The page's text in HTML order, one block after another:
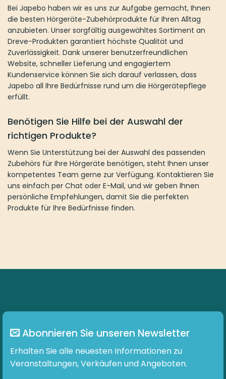
Bei Japebo haben wir es uns zur Aufgabe gemacht, Ihnen
die besten Hörgeräte-Zubehörprodukte für Ihren Alltag
anzubieten. Unser sorgfältig ausgewähltes Sortiment an
Dreve-Produkten garantiert höchste Qualität und
Zuverlässigkeit. Dank unserer benutzerfreundlichen
Website, schneller Lieferung und engagiertem
Kundenservice können Sie sich darauf verlassen, dass
Japebo all Ihre Bedürfnisse rund um die Hörgerätepflege
erfüllt.
Benötigen Sie Hilfe bei der Auswahl der
richtigen Produkte?
Wenn Sie Unterstützung bei der Auswahl des passenden
Zubehörs für Ihre Hörgeräte benötigen, steht Ihnen unser
kompetentes Team gerne zur Verfügung. Kontaktieren Sie
uns einfach per Chat oder E-Mail, und wir geben Ihnen
persönliche Empfehlungen, damit Sie die perfekten
Produkte für Ihre Bedürfnisse finden.
Abonnieren Sie unseren Newsletter
Erhalten Sie alle neuesten Informationen zu
Veranstaltungen, Verkäufen und Angeboten.